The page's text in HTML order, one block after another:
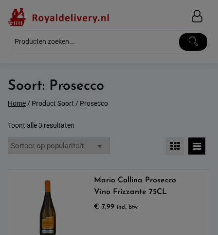
content
Soort: Prosecco
Home/ Product Soort / Prosecco
Toont alle 3 resultaten
populariteit
Mario Collina Prosecco
Vino Frizzante 75CL
€ 7,99 incl. btw